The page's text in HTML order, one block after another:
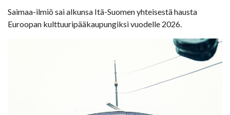
Saimaa-ilmiö sai alkunsa Itä-Suomen yhteisestä hausta
Euroopan kulttuuripääkaupungiksi vuodelle 2026.